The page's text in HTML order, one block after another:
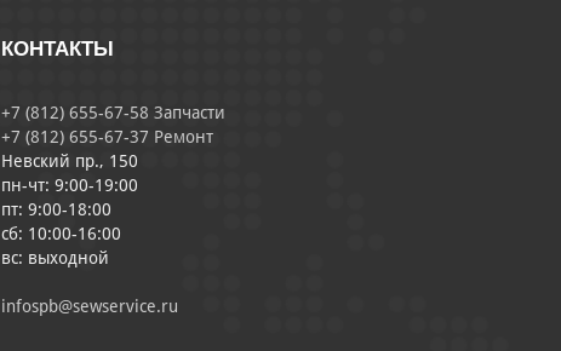
КОНТАКТЫ
+7 (812) 655-67-58 Запчасти
+7 (812) 655-67-37 Ремонт
Невский пр., 150
пн-чт: 9:00-19:00
пт: 9:00-18:00
сб: 10:00-16:00
вс: выходной
infospb@sewservice.ru